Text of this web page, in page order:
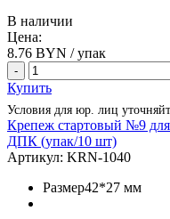
В наличии
Цена:
8.76 BYN / упак
-
Купить
Условия для юр. лиц
Крепеж стартовый №9 для
ДПК (упак/10 шт)
Артикул: KRN-1040
Размер42*27 мм